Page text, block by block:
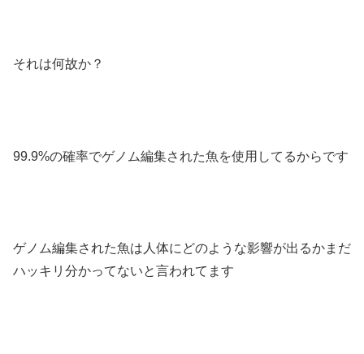
それは何故か？
99.9%の確率でゲノム編集された魚を使用してるからです
ゲノム編集された魚は人体にどのような影響が出るかまだ
ハッキリ分かってないと言われてます